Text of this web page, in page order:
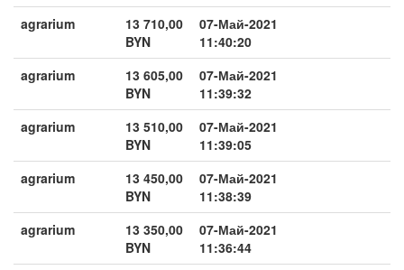
agrarium
13 710,00
BYN
07-Май-2021
11:40:20
agrarium
13 605,00
BYN
07-Май-2021
11:39:32
agrarium
13 510,00
BYN
07-Май-2021
11:39:05
agrarium
13 450,00
BYN
07-Май-2021
11:38:39
agrarium
13 350,00
BYN
07-Май-2021
11:36:44